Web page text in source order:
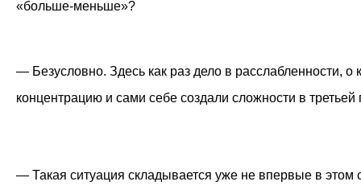
«больше-меньше»?
— Безусловно. Здесь как раз дело в расслабленности,
концентрацию и сами себе создали сложности в третьей
— Такая ситуация складывается уже не впервые в этом